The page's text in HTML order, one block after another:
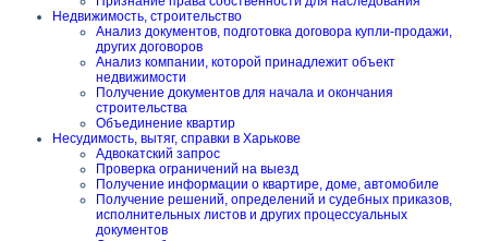
Недвижимость, строительство
Анализ документов, подготовка договора купли-продажи,
других договоров
Анализ компании, которой принадлежит объект
недвижимости
Получение документов для начала и окончания
строительства
Объединение квартир
Несудимость, вытяг, справки в Харькове
Адвокатский запрос
Проверка ограничений на выезд
Получение информации о квартире, доме, автомобиле
Получение решений, определений и судебных приказов,
исполнительных листов и других процессуальных
документов